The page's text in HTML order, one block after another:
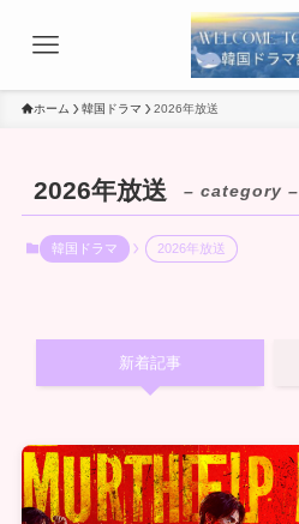
ホーム 韓国ドラマ 2026年放送
2026年放送 – category –
韓国ドラマ 2026年放送
新着記事